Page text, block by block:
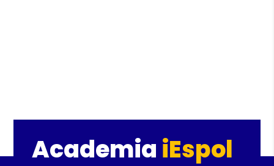
Academia iEspol